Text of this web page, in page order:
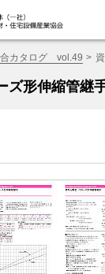
カタログ vol.49
ズ形伸縮管継